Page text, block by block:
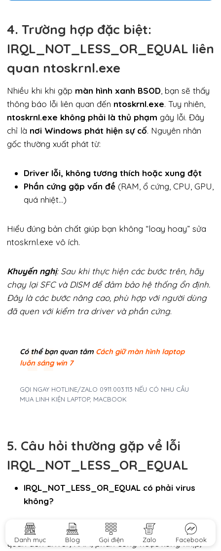
4. Trường hợp đặc biệt:
IRQL_NOT_LESS_OR_EQUAL liên
quan ntoskrnl.exe
Nhiều khi khi gặp màn hình xanh BSOD , bạn sẽ thấy
thông báo lỗi liên quan đến ntoskrnl.exe. Tuy nhiên,
ntoskrnl.exe không phải là thủ phạm gây lỗi. Đây
chỉ là nơi Windows phát hiện sự cố. Nguyên nhân
gốc thường xuất phát từ:
Driver lỗi, không tương thích hoặc xung đột
Phần cứng gặp vấn đề (RAM, ổ cứng, CPU, GPU,
quá nhiệt…)
Hiểu đúng bản chất giúp bạn không “loay hoay” sửa
ntoskrnl.exe vô ích.
Khuyến nghị: Sau khi thực hiện các bước trên, hãy
chạy lại SFC và DISM để đảm bảo hệ thống ổn định.
Đây là các bước nâng cao, phù hợp với người dùng
đã quen với kiểm tra driver và phần cứng.
Có thể bạn quan tâm Cách giữ màn hình laptop
luôn sáng win 7
GỌI NGAY HOTLINE/ZALO 0911.003.113 NẾU CÓ NHU CẦU
MUA LINH KIỆN LAPTOP, MACBOOK
5. Câu hỏi thường gặp về lỗi
IRQL_NOT_LESS_OR_EQUAL
IRQL_NOT_LESS_OR_EQUAL có phải virus
không?
Không phải virus.Đây là lỗi hệ thống Windows, liên
quan đến driver, RAM, phần cứng hoặc xung nhịp,
Danh mục Blog Gọi điện Zalo Facebook